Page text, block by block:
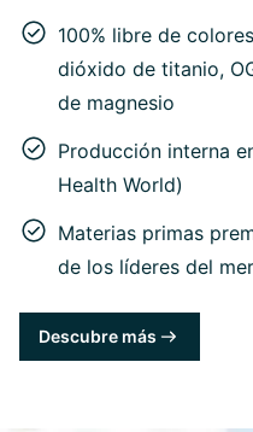
100% libre de
dióxido de titanio,
de magnesio
Producción interna
Health World)
Materias primas
de los líderes del
Descubre más